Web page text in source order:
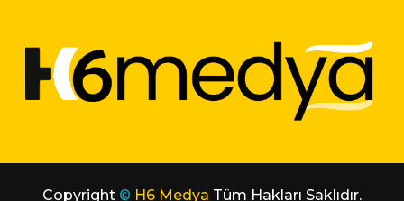
Copyright © H6 Medya Tüm Hakları Saklıdır.